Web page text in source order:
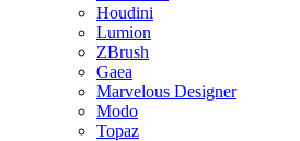
Houdini
Lumion
ZBrush
Gaea
Marvelous Designer
Modo
Topaz